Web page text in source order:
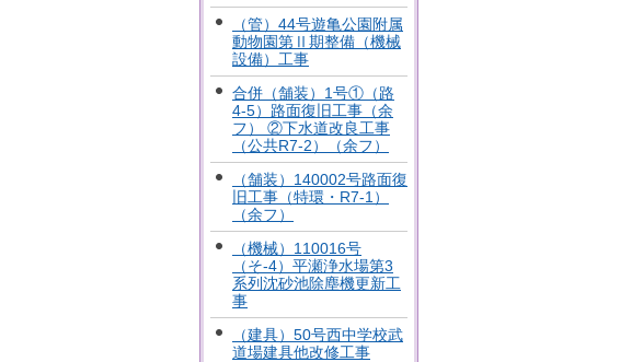
（管）44号遊亀公園附属
動物園第Ⅱ期整備（機械
設備）工事
合併（舗装）1号①（路
4-5）路面復旧工事（余
フ） ②下水道改良工事
（公共R7-2）（余フ）
（舗装）140002号路面復
旧工事（特環・R7-1）
（余フ）
（機械）110016号
（そ-4）平瀬浄水場第3
系列沈砂池除塵機更新工
事
（建具）50号西中学校武
道場建具他改修工事